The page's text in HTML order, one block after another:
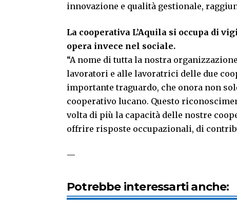
innovazione e qualità gestionale,
La cooperativa L’Aquila si occupa di
opera invece nel sociale.
“A nome di tutta la nostra
lavoratori e alle lavoratrici delle due
importante traguardo, che onora non
cooperativo lucano. Questo
volta di più la capacità delle nostre
offrire risposte occupazionali, di
—
Potrebbe interessarti anche: